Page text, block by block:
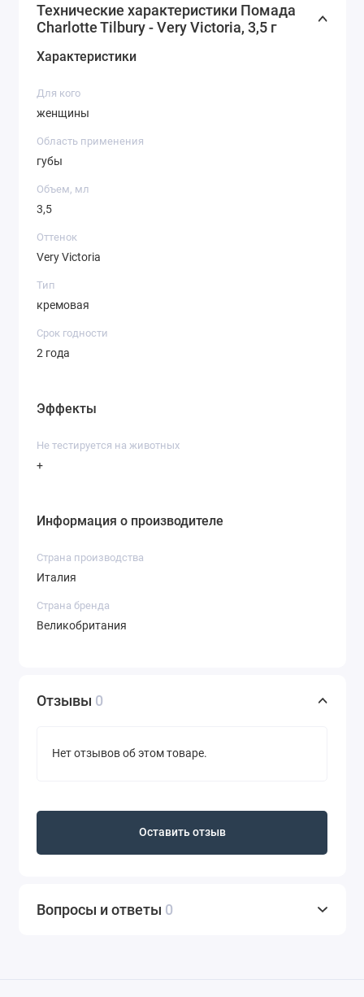
Технические характеристики Помада
Charlotte Tilbury - Very Victoria, 3,5 г
Характеристики
Для кого
женщины
Область применения
губы
Объем, мл
3,5
Оттенок
Very Victoria
Тип
кремовая
Срок годности
2 года
Эффекты
Не тестируется на животных
+
Информация о производителе
Страна производства
Италия
Страна бренда
Великобритания
Отзывы 0
Нет отзывов об этом товаре.
Оставить отзыв
Вопросы и ответы 0